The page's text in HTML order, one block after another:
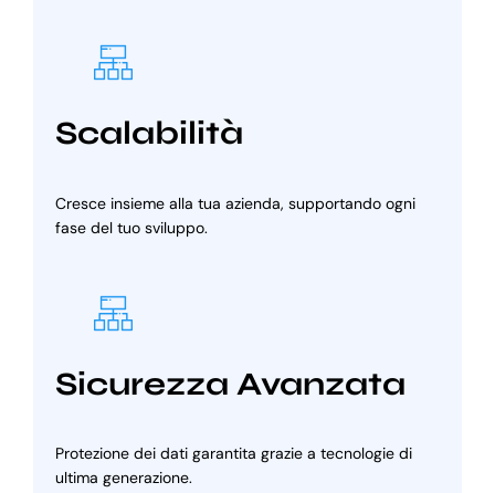
Scalabilità
Cresce insieme alla tua azienda, supportando ogni
fase del tuo sviluppo.
Sicurezza Avanzata
Protezione dei dati garantita grazie a tecnologie di
ultima generazione.